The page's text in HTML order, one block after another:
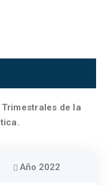
de la
Año 2022